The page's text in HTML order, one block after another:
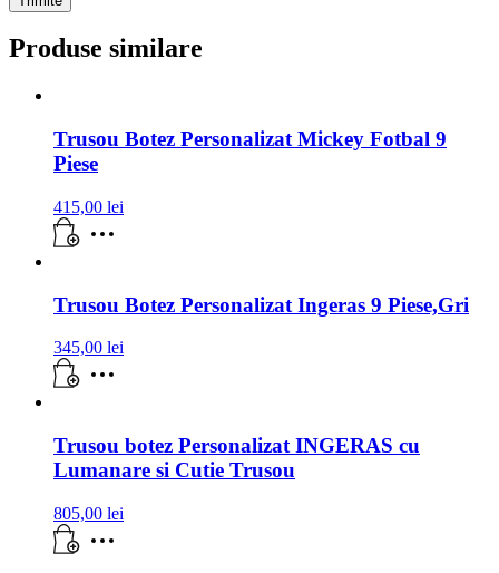
Produse similare
Trusou Botez Personalizat Mickey Fotbal 9
Piese
415,00 lei
Trusou Botez Personalizat Ingeras 9 Piese,Gri
345,00 lei
Trusou botez Personalizat INGERAS cu
Lumanare si Cutie Trusou
805,00 lei